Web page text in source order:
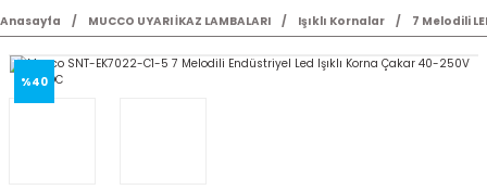
Anasayfa MUCCO UYARI İKAZ LAMBALARI Işıklı Kornalar 7 Melodili
%40